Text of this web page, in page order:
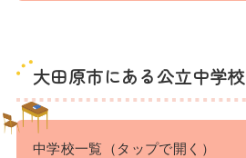
大田原市にある公立中学校
中学校一覧（タップで開く）